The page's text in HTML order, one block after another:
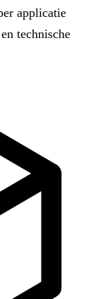
applicatie
technische